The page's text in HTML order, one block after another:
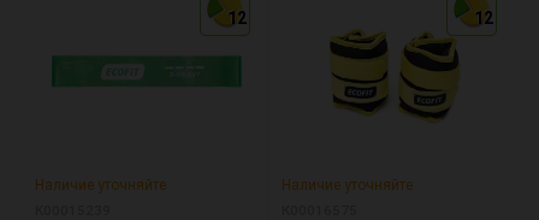
12
12
12
Наличие уточняйте
12
12
12
Наличие уточняйте